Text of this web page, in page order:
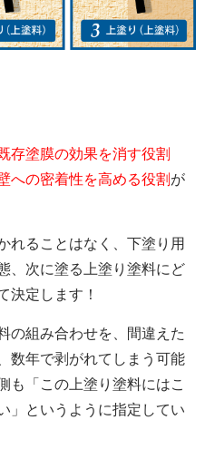
存塗膜の効果を消す役割
への密着性を高める役割 が
れることはなく、下塗り用
、次に塗る上塗り塗料にど
決定します！
の組み合わせを、間違えた
数年で剥がれてしまう可能
も「この上塗り塗料にはこ
」というように指定してい